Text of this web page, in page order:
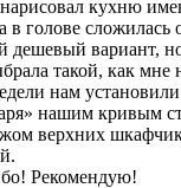
кухню
в голове сложилась
дешевый вариант,
такой, как мне
нам
нашим кривым
верхних
Рекомендую!